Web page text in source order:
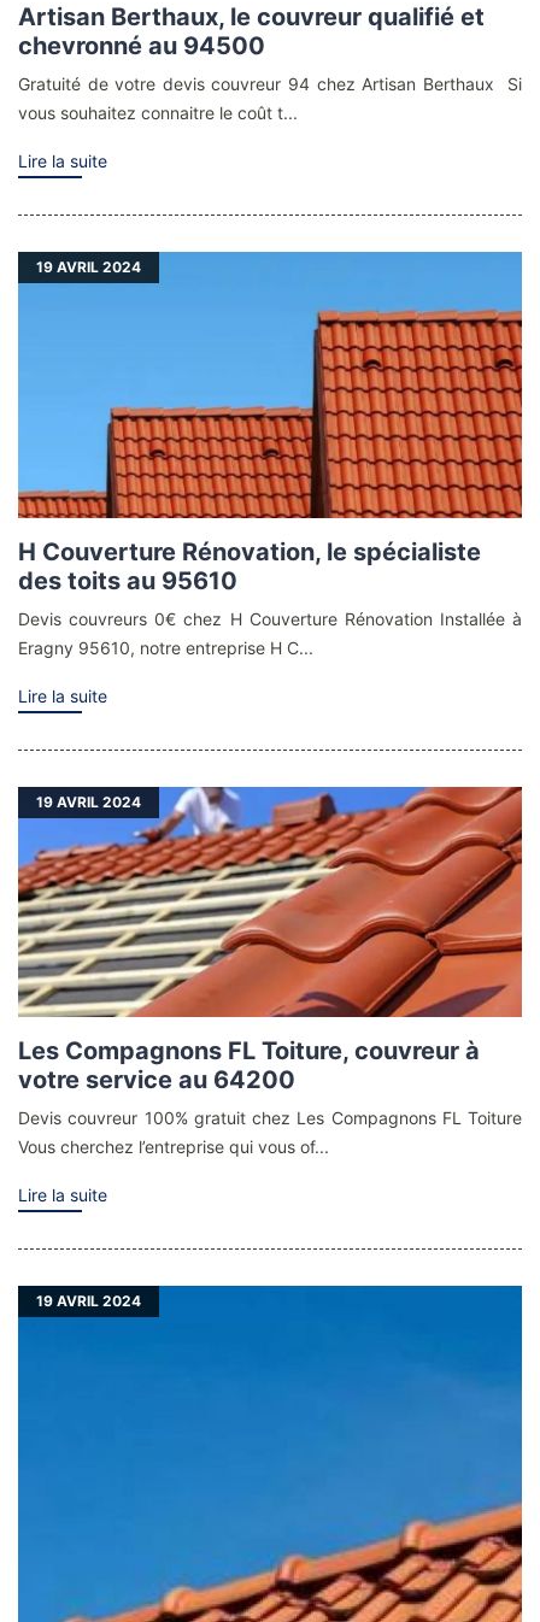
Artisan Berthaux, le couvreur qualifié et
chevronné au 94500
Gratuité de votre devis couvreur 94 chez Artisan Berthaux Si
vous souhaitez connaitre le coût t...
Lire la suite
19 AVRIL 2024
H Couverture Rénovation, le spécialiste
des toits au 95610
Devis couvreurs 0€ chez H Couverture Rénovation Installée à
Eragny 95610, notre entreprise H C...
Lire la suite
19 AVRIL 2024
Les Compagnons FL Toiture, couvreur à
votre service au 64200
Devis couvreur 100% gratuit chez Les Compagnons FL Toiture
Vous cherchez l’entreprise qui vous of...
Lire la suite
19 AVRIL 2024